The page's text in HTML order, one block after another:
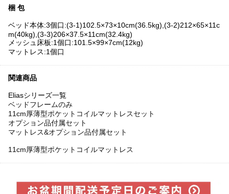
梱 包
ベッド本体:3個口:(3-1)102.5×73×10cm(36.5kg),(3-2)212×65×11c
m(40kg),(3-3)206×37.5×11cm(32.4kg)
メッシュ床板:1個口:101.5×99×7cm(12kg)
マットレス:1個口
関連商品
Eliasシリーズ一覧
ベッドフレームのみ
11cm厚薄型ポケットコイルマットレスセット
オプション品付属セット
マットレス&オプション品付属セット
11cm厚薄型ポケットコイルマットレス